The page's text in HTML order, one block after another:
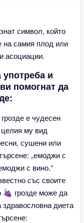
символ, който
на самия плод или
асоциации.
и
помогнат да
е чудесен
му вид
сушени или
„емоджи с
с вино.“
със своите
🍇 грозде може да
здравословна диета